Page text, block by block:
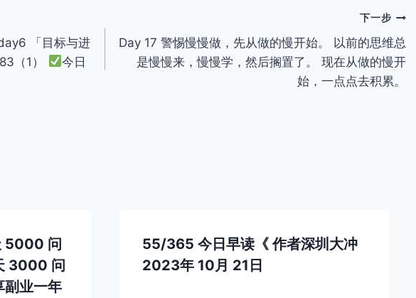
「目标与进
（1）
今日
下一步
Day 17 警惕慢慢做，先从做的慢开始。 以前的思维总
是慢慢来，慢慢学，然后搁置了。 现在从做的慢开
始，一点点去积累。
5000 问
3000 问
副业一年
55/365 今日早读《 作者深圳大冲
2023年 10月 21日